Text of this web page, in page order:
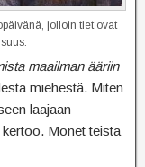
jolloin tiet ovat
maailman ääriin
miehestä. Miten
laajaan
Monet teistä